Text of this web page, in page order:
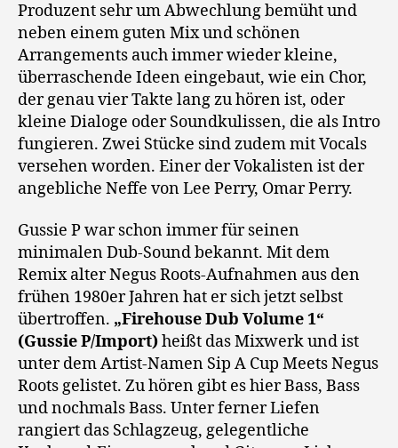
Produzent sehr um Abwechlung bemüht und
neben einem guten Mix und schönen
Arrangements auch immer wieder kleine,
überraschende Ideen eingebaut, wie ein Chor,
der genau vier Takte lang zu hören ist, oder
kleine Dialoge oder Soundkulissen, die als Intro
fungieren. Zwei Stücke sind zudem mit Vocals
versehen worden. Einer der Vokalisten ist der
angebliche Neffe von Lee Perry, Omar Perry.
Gussie P war schon immer für seinen
minimalen Dub-Sound bekannt. Mit dem
Remix alter Negus Roots-Aufnahmen aus den
frühen 1980er Jahren hat er sich jetzt selbst
übertroffen. „Firehouse Dub Volume 1“
(Gussie P/Import)heißt das Mixwerk und ist
unter dem Artist-Namen Sip A Cup Meets Negus
Roots gelistet. Zu hören gibt es hier Bass, Bass
und nochmals Bass. Unter ferner Liefen
rangiert das Schlagzeug, gelegentliche